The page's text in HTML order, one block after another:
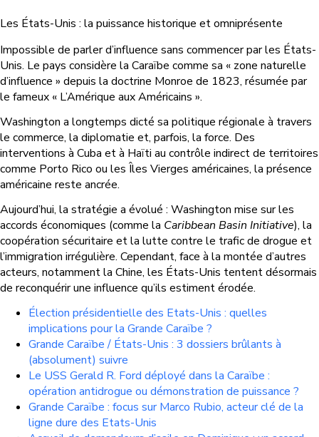
Les États-Unis : la puissance historique et omniprésente
Impossible de parler d’influence sans commencer par les États-
Unis. Le pays considère la Caraïbe comme sa « zone naturelle
d’influence » depuis la doctrine Monroe de 1823, résumée par
le fameux « L’Amérique aux Américains ».
Washington a longtemps dicté sa politique régionale à travers
le commerce, la diplomatie et, parfois, la force. Des
interventions à Cuba et à Haïti au contrôle indirect de territoires
comme Porto Rico ou les Îles Vierges américaines, la présence
américaine reste ancrée.
Aujourd’hui, la stratégie a évolué : Washington mise sur les
accords économiques (comme la Caribbean Basin Initiative), la
coopération sécuritaire et la lutte contre le trafic de drogue et
l’immigration irrégulière. Cependant, face à la montée d’autres
acteurs, notamment la Chine, les États-Unis tentent désormais
de reconquérir une influence qu’ils estiment érodée.
Élection présidentielle des Etats-Unis : quelles
implications pour la Grande Caraïbe ?
Grande Caraïbe / États-Unis : 3 dossiers brûlants à
(absolument) suivre
Le USS Gerald R. Ford déployé dans la Caraïbe :
opération antidrogue ou démonstration de puissance ?
Grande Caraïbe : focus sur Marco Rubio, acteur clé de la
ligne dure des Etats-Unis